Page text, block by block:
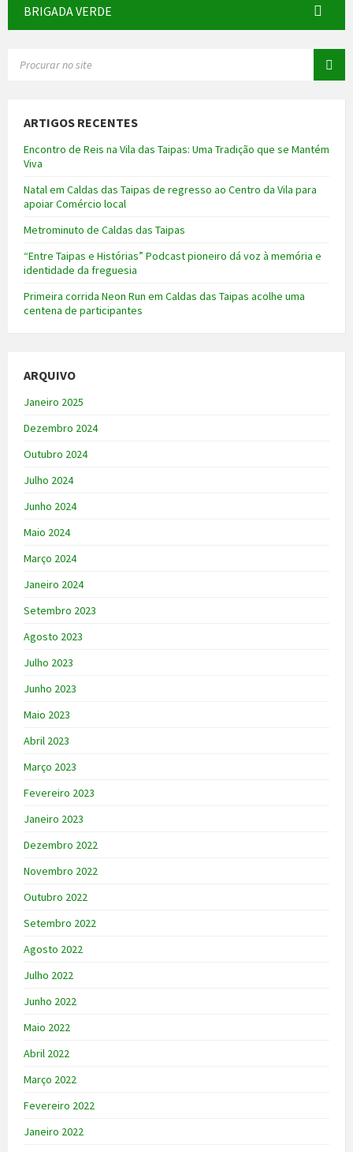
BRIGADA VERDE
ARTIGOS RECENTES
Encontro de Reis na Vila das Taipas: Uma Tradição que se Mantém
Viva
Natal em Caldas das Taipas de regresso ao Centro da Vila para
apoiar Comércio local
Metrominuto de Caldas das Taipas
“Entre Taipas e Histórias” Podcast pioneiro dá voz à memória e
identidade da freguesia
Primeira corrida Neon Run em Caldas das Taipas acolhe uma
centena de participantes
ARQUIVO
Janeiro 2025
Dezembro 2024
Outubro 2024
Julho 2024
Junho 2024
Maio 2024
Março 2024
Janeiro 2024
Setembro 2023
Agosto 2023
Julho 2023
Junho 2023
Maio 2023
Abril 2023
Março 2023
Fevereiro 2023
Janeiro 2023
Dezembro 2022
Novembro 2022
Outubro 2022
Setembro 2022
Agosto 2022
Julho 2022
Junho 2022
Maio 2022
Abril 2022
Março 2022
Fevereiro 2022
Janeiro 2022